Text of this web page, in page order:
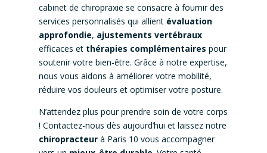
cabinet de chiropraxie se consacre à fournir des
services personnalisés qui allient évaluation
approfondie, ajustements vertébraux
efficaces et thérapies complémentaires pour
soutenir votre bien-être. Grâce à notre expertise,
nous vous aidons à améliorer votre mobilité,
réduire vos douleurs et optimiser votre posture.
N’attendez plus pour prendre soin de votre corps
! Contactez-nous dès aujourd’hui et laissez notre
chiropracteurà Paris 10 vous accompagner